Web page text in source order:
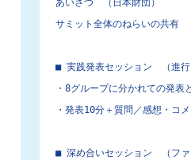
あいさつ　（日本財団）
サミット全体のねらいの共有　
■ 実践発表セッション　（進行
・8グループに分かれての発表
・発表10分＋質問／感想・コ
■ 深め合いセッション　（フ